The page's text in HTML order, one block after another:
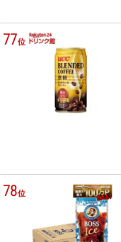
77位
78位